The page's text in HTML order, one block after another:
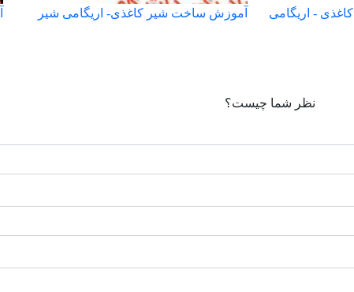
- اریگامی
آموزش ساخت شیر کاغذی- اریگامی شیر
نظر شما چیست؟